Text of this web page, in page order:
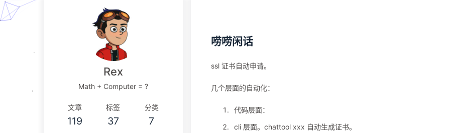
唠唠闲话
ssl 证书自动申请。
几个层面的自动化：
代码层面：
cli 层面。chattool xxx 自动生成证书。
Rex
Math + Computer = ?
文章
119
标签
37
分类
7